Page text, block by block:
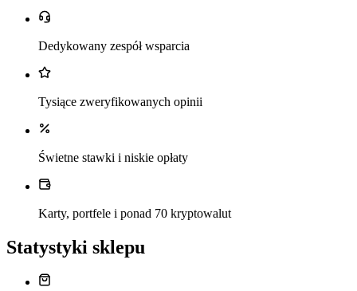
Dedykowany zespół wsparcia
Tysiące zweryfikowanych opinii
Świetne stawki i niskie opłaty
Karty, portfele i ponad 70 kryptowalut
Statystyki sklepu